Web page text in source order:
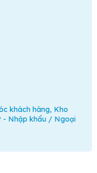
khách hàng, Kho
- Nhập khẩu / Ngoại